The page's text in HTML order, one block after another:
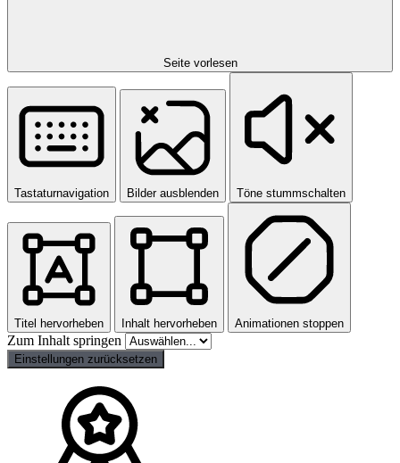
Seite vorlesen
Tastaturnavigation Bilder ausblenden Töne stummschalten
Titel hervorheben Inhalt hervorheben Animationen stoppen
Zum Inhalt springen
Einstellungen zurücksetzen